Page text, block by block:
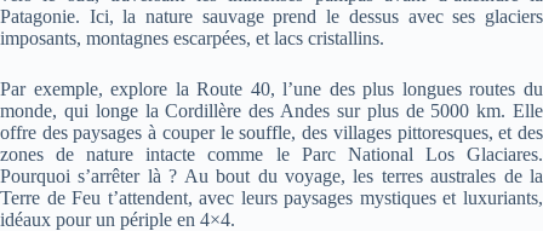
Patagonie. Ici, la nature sauvage prend le dessus avec ses glaciers
imposants, montagnes escarpées, et lacs cristallins.
Par exemple, explore la Route 40, l’une des plus longues routes du
monde, qui longe la Cordillère des Andes sur plus de 5000 km. Elle
offre des paysages à couper le souffle, des villages pittoresques, et des
zones de nature intacte comme le Parc National Los Glaciares.
Pourquoi s’arrêter là ? Au bout du voyage, les terres australes de la
Terre de Feu t’attendent, avec leurs paysages mystiques et luxuriants,
idéaux pour un périple en 4×4.